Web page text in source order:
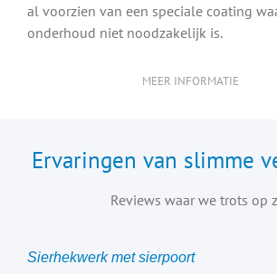
al voorzien van een speciale coating
onderhoud niet noodzakelijk is.
MEER INFORMATIE
Ervaringen van slimme
Reviews waar we trots op
Sierhekwerk met sierpoort